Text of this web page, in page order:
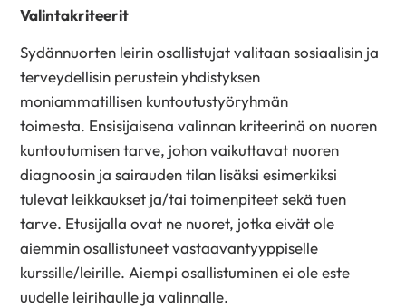
Valintakriteerit
Sydännuorten leirin osallistujat valitaan sosiaalisin ja
terveydellisin perustein yhdistyksen
moniammatillisen kuntoutustyöryhmän
toimesta. Ensisijaisena valinnan kriteerinä on nuoren
kuntoutumisen tarve, johon vaikuttavat nuoren
diagnoosin ja sairauden tilan lisäksi esimerkiksi
tulevat leikkaukset ja/tai toimenpiteet sekä tuen
tarve. Etusijalla ovat ne nuoret, jotka eivät ole
aiemmin osallistuneet vastaavantyyppiselle
kurssille/leirille. Aiempi osallistuminen ei ole este
uudelle leirihaulle ja valinnalle.